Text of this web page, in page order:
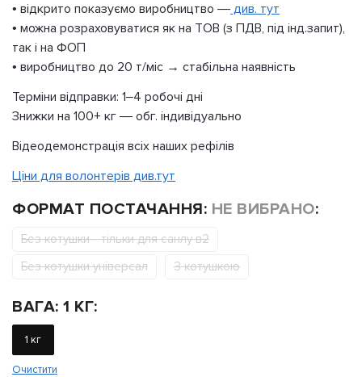
• відкрито показуємо виробництво — див. тут
• можна розраховуватися як на ТОВ (з ПДВ, під інд.запит),
так і на ФОП
• виробництво до 20 т/міс → стабільна наявність
Терміни відправки: 1–4 робочі дні
Знижки на 100+ кг — обг. індивідуально
Відеодемонстрація всіх наших рефілів
Ціни для волонтерів див.тут
ФОРМАТ ПОСТАЧАННЯ: НЕ ВИБРАНО:
Без котушки - тільки для санлу в2
Без котушки універсал
З котушкою
ВАГА: 1 КГ:
1 кг
Очистити